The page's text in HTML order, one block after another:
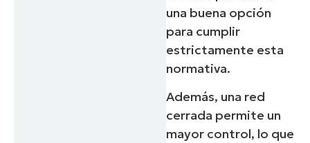
una buena opción
para cumplir
estrictamente esta
normativa.
Además, una red
cerrada permite un
mayor control, lo que